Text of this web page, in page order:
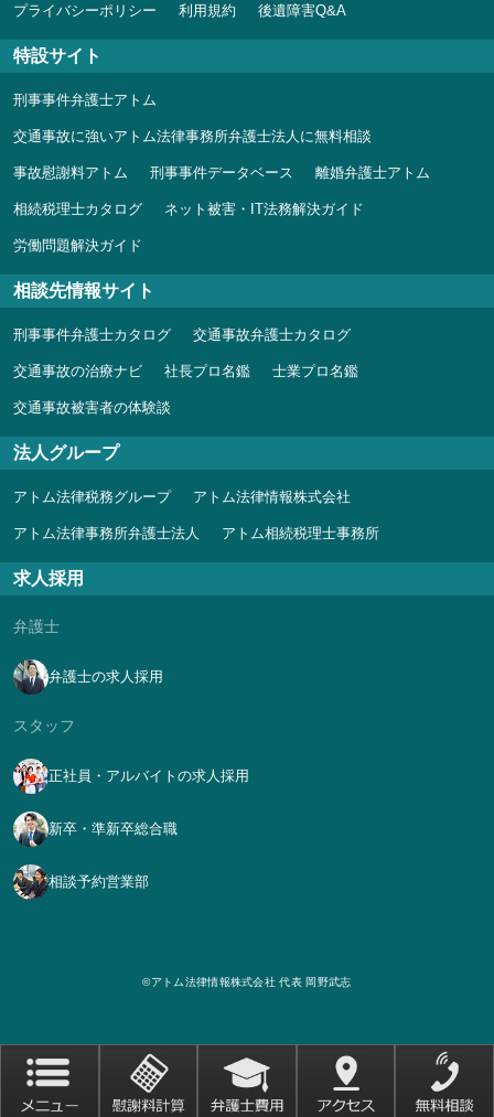
プライバシーポリシー 利用規約 後遺障害Q&A
特設サイト
刑事事件弁護士アトム
交通事故に強いアトム法律事務所弁護士法人に無料相談
事故慰謝料アトム 刑事事件データベース 離婚弁護士アトム
相続税理士カタログ ネット被害・IT法務解決ガイド
労働問題解決ガイド
相談先情報サイト
刑事事件弁護士カタログ 交通事故弁護士カタログ
交通事故の治療ナビ 社長プロ名鑑 士業プロ名鑑
交通事故被害者の体験談
法人グループ
アトム法律税務グループ アトム法律情報株式会社
アトム法律事務所弁護士法人 アトム相続税理士事務所
求人採用
弁護士
弁護士の求人採用
スタッフ
正社員・アルバイトの求人採用
新卒・準新卒総合職
相談予約営業部
©アトム法律情報株式会社 代表 岡野武志